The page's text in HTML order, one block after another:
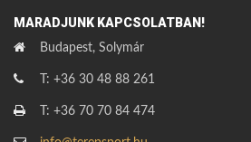
MARADJUNK KAPCSOLATBAN!
Budapest, Solymár
T: +36 30 48 88 261
T: +36 70 70 84 474